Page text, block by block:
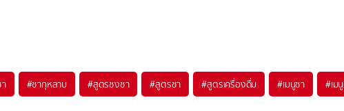
#ชากุหลาบ #สูตรชงชา #สูตรชา #สูตรเครื่องดื่ม #เมนูชา #เม